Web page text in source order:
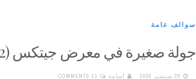
سوالف عامة
جولة صغيرة في معرض جيتكس (2)
29 سبتمبر 2005 أسامة 11 COMMENTS